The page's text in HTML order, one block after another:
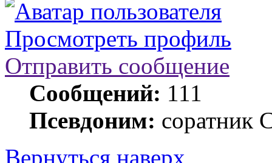
Просмотреть профиль
Отправить сообщение
Сообщений: 111
Псевдоним: соратник
Вернуться наверх